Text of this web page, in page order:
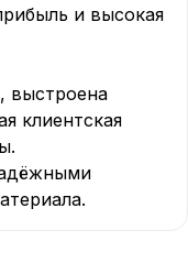
и высокая
выстроена
клиентская